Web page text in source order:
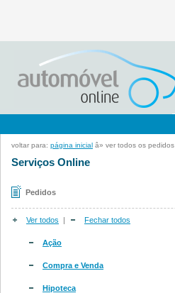
voltar para: página inicial â» ver todos os pedidos
Serviços Online
Pedidos
Ver todos | Fechar todos
Ação
Compra e Venda
Hipoteca